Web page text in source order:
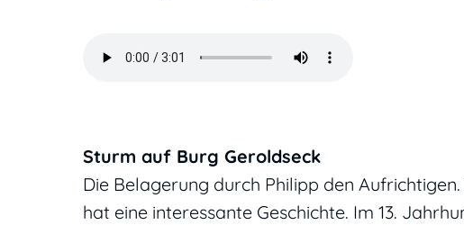
Sturm auf Burg Geroldseck
Die Belagerung durch Philipp den
hat eine interessante Geschichte. Im 13.